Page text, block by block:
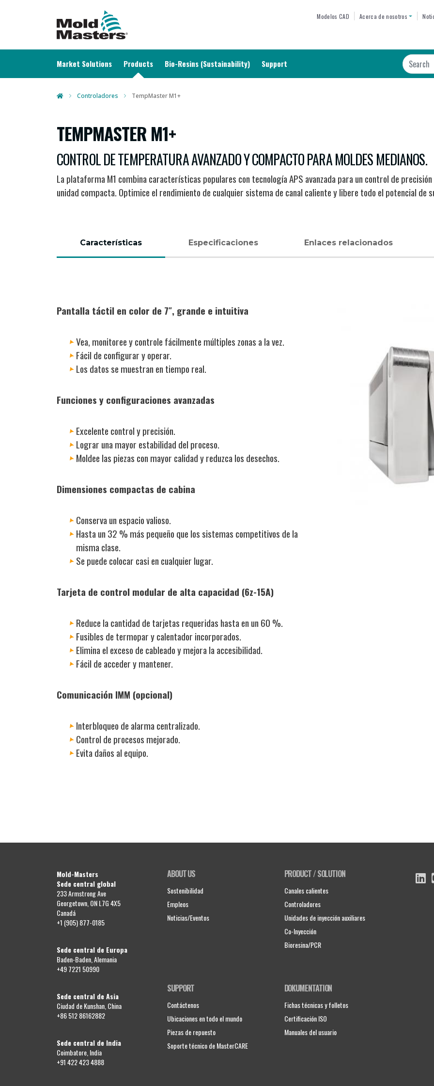
to
content
TOP MENU
Modelos CAD Acerca de nosotros
MAIN NAVIGATION
Market Solutions Products Bio-Resins (Sustainability) Support Search
Controladores TempMaster M1+
TEMPMASTER M1+
CONTROL DE TEMPERATURA AVANZADO Y COMPACTO PARA MOLDES MEDIANOS.
La plataforma M1 combina características populares con tecnología APS avanzada para un control de
unidad compacta. Optimice el rendimiento de cualquier sistema de canal caliente y libere todo el potencial de
Características Especificaciones Enlaces relacionados
Pantalla táctil en color de 7″, grande e intuitiva
Vea, monitoree y controle fácilmente múltiples zonas a la vez.
Fácil de configurar y operar.
Los datos se muestran en tiempo real.
Funciones y configuraciones avanzadas
Excelente control y precisión.
Lograr una mayor estabilidad del proceso.
Moldee las piezas con mayor calidad y reduzca los desechos.
Dimensiones compactas de cabina
Conserva un espacio valioso.
Hasta un 32 % más pequeño que los sistemas competitivos de la
misma clase.
Se puede colocar casi en cualquier lugar.
Tarjeta de control modular de alta capacidad (6z-15A)
Reduce la cantidad de tarjetas requeridas hasta en un 60 %.
Fusibles de termopar y calentador incorporados.
Elimina el exceso de cableado y mejora la accesibilidad.
Fácil de acceder y mantener.
Comunicación IMM (opcional)
Interbloqueo de alarma centralizado.
Control de procesos mejorado.
Evita daños al equipo.
Mold-Masters
Sede central global
233 Armstrong Ave
Georgetown, ON L7G 4X5
Canadá
+1 (905) 877-0185
Sede central de Europa
Baden-Baden, Alemania
+49 7221 50990
Sede central de Asia
Ciudad de Kunshan, China
+86 512 86162882
Sede central de India
Coimbatore, India
+91 422 423 4888
ABOUT US
Sostenibilidad
Empleos
Noticias/Eventos
SUPPORT
Contáctenos
Ubicaciones en todo el mundo
Piezas de repuesto
Soporte técnico de MasterCARE
PRODUCT / SOLUTION
Canales calientes
Controladores
Unidades de inyección auxiliares
Co-Inyección
Bioresina/PCR
DOKUMENTATION
Fichas técnicas y folletos
Certificación ISO
Manuales del usuario